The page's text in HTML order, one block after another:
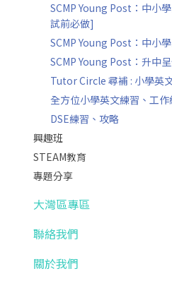
SCMP Young Post：中小
試前必做]
SCMP Young Post：中小
SCMP Young Post：升中
Tutor Circle 尋補 : 小學英
全方位小學英文練習、工作
DSE練習、攻略
興趣班
STEAM教育
專題分享
大灣區專區
聯絡我們
關於我們